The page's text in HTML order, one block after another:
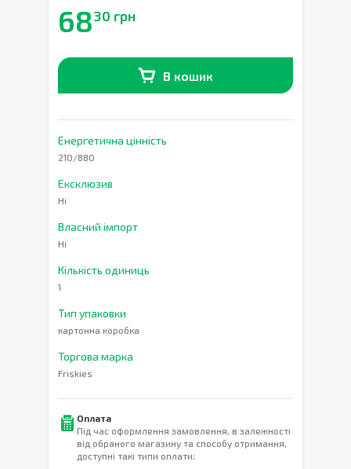
6830 грн
В кошик
Енергетична цінність
210/880
Ексклюзив
Ні
Власний імпорт
Ні
Кількість одиниць
1
Тип упаковки
картонна коробка
Торгова марка
Friskies
Оплата
Під час оформлення замовлення, в залежності
від обраного магазину та способу отримання,
доступні такі типи оплати: